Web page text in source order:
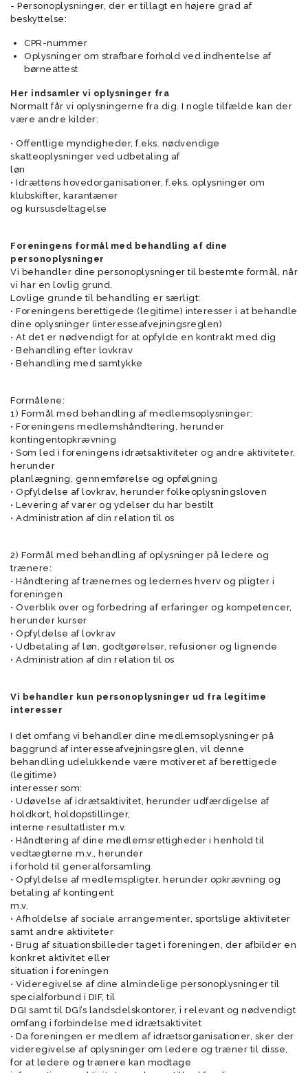
- Personoplysninger, der er tillagt en højere grad af
beskyttelse:
CPR-nummer
Oplysninger om strafbare forhold ved indhentelse af
børneattest
Her indsamler vi oplysninger fra
Normalt får vi oplysningerne fra dig. I nogle tilfælde kan der
være andre kilder:
• Offentlige myndigheder, f.eks. nødvendige
skatteoplysninger ved udbetaling af
løn
• Idrættens hovedorganisationer, f.eks. oplysninger om
klubskifter, karantæner
og kursusdeltagelse
Foreningens formål med behandling af dine
personoplysninger
Vi behandler dine personoplysninger til bestemte formål, når
vi har en lovlig grund.
Lovlige grunde til behandling er særligt:
• Foreningens berettigede (legitime) interesser i at behandle
dine oplysninger (interesseafvejningsreglen)
• At det er nødvendigt for at opfylde en kontrakt med dig
• Behandling efter lovkrav
• Behandling med samtykke
Formålene:
1) Formål med behandling af medlemsoplysninger:
• Foreningens medlemshåndtering, herunder
kontingentopkrævning
• Som led i foreningens idrætsaktiviteter og andre aktiviteter,
herunder
planlægning, gennemførelse og opfølgning
• Opfyldelse af lovkrav, herunder folkeoplysningsloven
• Levering af varer og ydelser du har bestilt
• Administration af din relation til os
2) Formål med behandling af oplysninger på ledere og
trænere:
• Håndtering af trænernes og ledernes hverv og pligter i
foreningen
• Overblik over og forbedring af erfaringer og kompetencer,
herunder kurser
• Opfyldelse af lovkrav
• Udbetaling af løn, godtgørelser, refusioner og lignende
• Administration af din relation til os
Vi behandler kun personoplysninger ud fra legitime
interesser
I det omfang vi behandler dine medlemsoplysninger på
baggrund af interesseafvejningsreglen, vil denne
behandling udelukkende være motiveret af berettigede
(legitime)
interesser som:
• Udøvelse af idrætsaktivitet, herunder udfærdigelse af
holdkort, holdopstillinger,
interne resultatlister m.v.
• Håndtering af dine medlemsrettigheder i henhold til
vedtægterne m.v., herunder
i forhold til generalforsamling
• Opfyldelse af medlemspligter, herunder opkrævning og
betaling af kontingent
m.v.
• Afholdelse af sociale arrangementer, sportslige aktiviteter
samt andre aktiviteter
• Brug af situationsbilleder taget i foreningen, der afbilder en
konkret aktivitet eller
situation i foreningen
• Videregivelse af dine almindelige personoplysninger til
specialforbund i DIF, til
DGI samt til DGI’s landsdelskontorer, i relevant og nødvendigt
omfang i forbindelse med idrætsaktivitet
• Da foreningen er medlem af idrætsorganisationer, sker der
videregivelse af oplysninger om ledere og træner til disse,
for at ledere og trænere kan modtage